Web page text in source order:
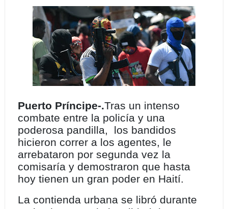
Puerto Príncipe-.Tras un intenso
combate entre la policía y una
poderosa pandilla, los bandidos
hicieron correr a los agentes, le
arrebataron por segunda vez la
comisaría y demostraron que hasta
hoy tienen un gran poder en Haití.
La contienda urbana se libró durante